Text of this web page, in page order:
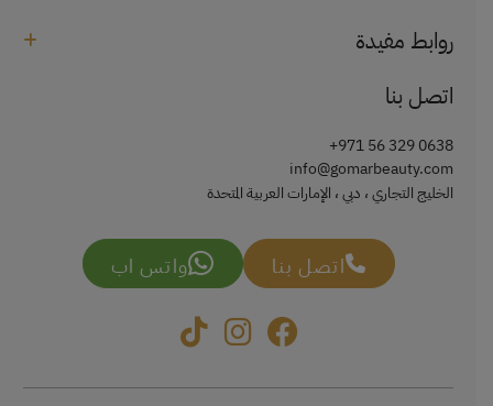
روابط مفيدة
اتصل بنا
+971 56 329 0638
info@gomarbeauty.com
الخليج التجاري ، دبي ، الإمارات العربية المتحدة
اتصل بنا واتس اب